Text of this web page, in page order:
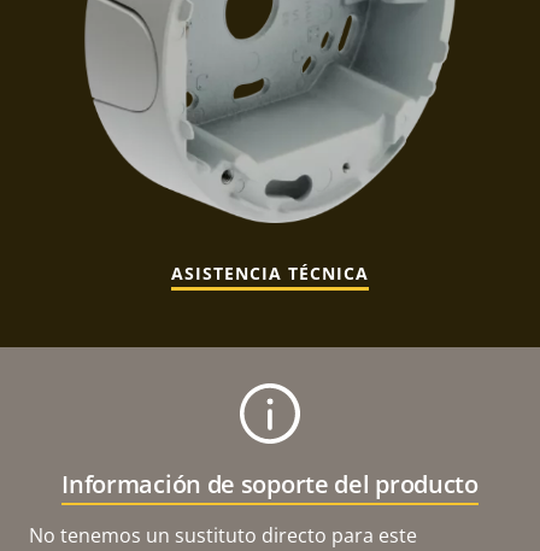
ASISTENCIA TÉCNICA
Información de soporte del producto
No tenemos un sustituto directo para este